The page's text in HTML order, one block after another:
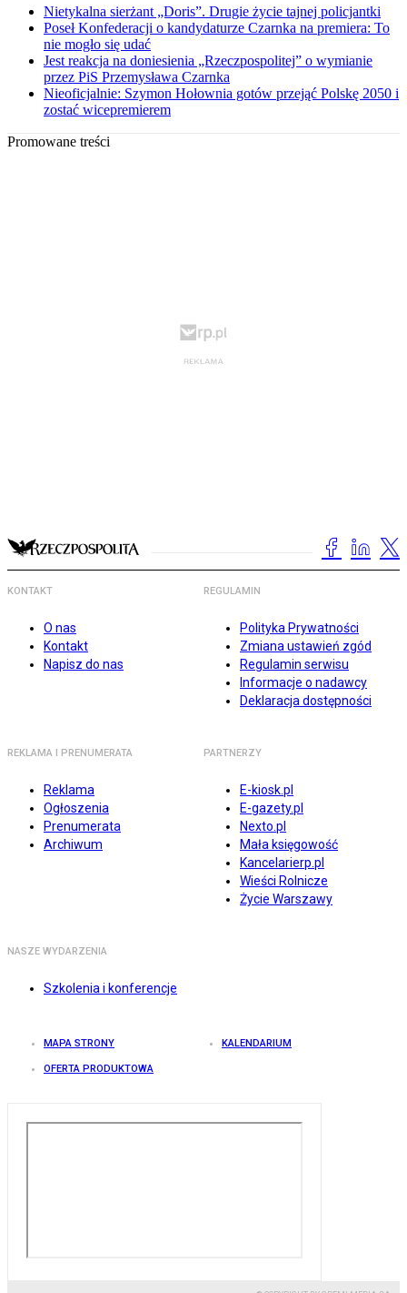
Nietykalna sierżant „Doris”. Drugie życie tajnej policjantki
Poseł Konfederacji o kandydaturze Czarnka na premiera: To
nie mogło się udać
Jest reakcja na doniesienia „Rzeczpospolitej” o wymianie
przez PiS Przemysława Czarnka
Nieoficjalnie: Szymon Hołownia gotów przejąć Polskę 2050 i
zostać wicepremierem
Promowane treści
KONTAKT
O nas
Kontakt
Napisz do nas
REGULAMIN
Polityka Prywatności
Zmiana ustawień zgód
Regulamin serwisu
Informacje o nadawcy
Deklaracja dostępności
REKLAMA I PRENUMERATA
Reklama
Ogłoszenia
Prenumerata
Archiwum
PARTNERZY
E-kiosk.pl
E-gazety.pl
Nexto.pl
Mała księgowość
Kancelarierp.pl
Wieści Rolnicze
Życie Warszawy
NASZE WYDARZENIA
Szkolenia i konferencje
MAPA STRONY KALENDARIUM
OFERTA PRODUKTOWA